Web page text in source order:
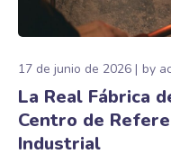
17 de junio de 2026 by
La Real Fábrica
Centro de
Industrial